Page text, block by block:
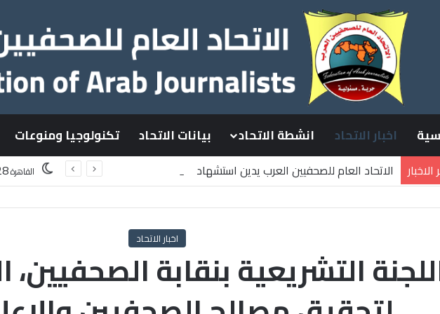
اخبار الاتحاد انشطة الاتحاد بيانات الاتحاد تكنولوجيا ومنوعات
الاخبار
الاتحاد العام للصحفيين العرب يدين استشهاد
القاهرة
اخبار الاتحاد
التشريعية بنقابة